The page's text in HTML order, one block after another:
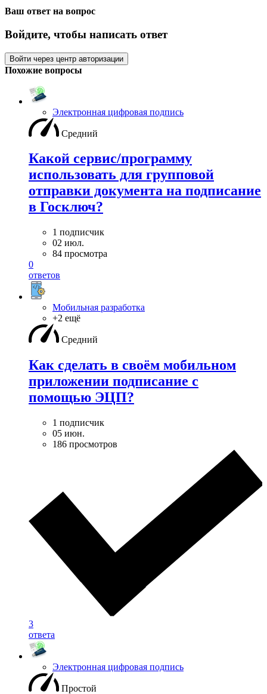
Ваш ответ на вопрос
Войдите, чтобы написать ответ
Войти через центр авторизации
Похожие вопросы
Электронная цифровая подпись
Средний
Какой сервис/программу
использовать для групповой
отправки документа на подписание
в Госключ?
1 подписчик
02 июл.
84 просмотра
0
ответов
Мобильная разработка
+2 ещё
Средний
Как сделать в своём мобильном
приложении подписание с
помощью ЭЦП?
1 подписчик
05 июн.
186 просмотров
3
ответа
Электронная цифровая подпись
Простой